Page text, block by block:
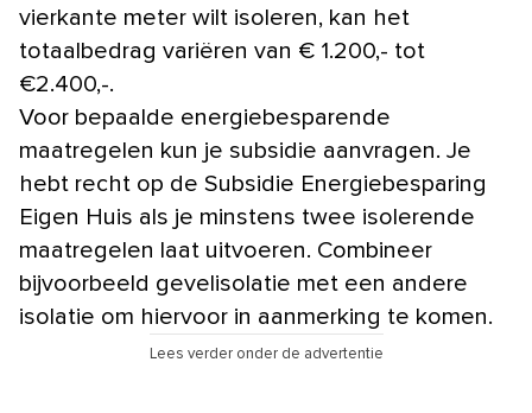
vierkante meter wilt isoleren, kan het
totaalbedrag variëren van € 1.200,- tot
€2.400,-.
Voor bepaalde energiebesparende
maatregelen kun je subsidie aanvragen. Je
hebt recht op de Subsidie Energiebesparing
Eigen Huis als je minstens twee isolerende
maatregelen laat uitvoeren. Combineer
bijvoorbeeld gevelisolatie met een andere
isolatie om hiervoor in aanmerking te komen.
Lees verder onder de advertentie